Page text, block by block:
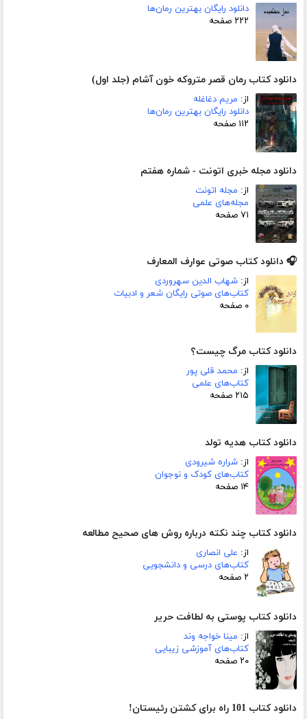
دانلود رایگان بهترین رمان‌ها
۲۲۲ صفحه
دانلود کتاب رمان قصر متروکه خون آشام (جلد اول)
از: مریم دغاغله
دانلود رایگان بهترین رمان‌ها
۱۱۲ صفحه
دانلود مجله خبری اتونت - شماره هفتم
از: مجله اتونت
مجله‌های علمی
۷۱ صفحه
🎧 دانلود کتاب صوتی عوارف المعارف
از: شهاب الدین سهروردی
کتاب‌های صوتی رایگان شعر و ادبیات
۰ صفحه
دانلود کتاب مرگ چیست؟
از: محمد قلی پور
کتاب‌های علمی
۲۱۵ صفحه
دانلود کتاب هدیه تولد
از: شراره شیرودی
کتاب‌های کودک و نوجوان
۱۴ صفحه
دانلود کتاب چند نکته درباره روش های صحیح مطالعه
از: علی انصاری
کتاب‌های درسی و دانشجویی
۲ صفحه
دانلود کتاب پوستی به لطافت حریر
از: مینا خواجه وند
کتاب‌های آموزشی زیبایی
۲۰ صفحه
دانلود کتاب 101 راه برای کشتن رئیستان!